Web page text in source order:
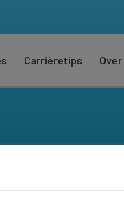
Carrièretips